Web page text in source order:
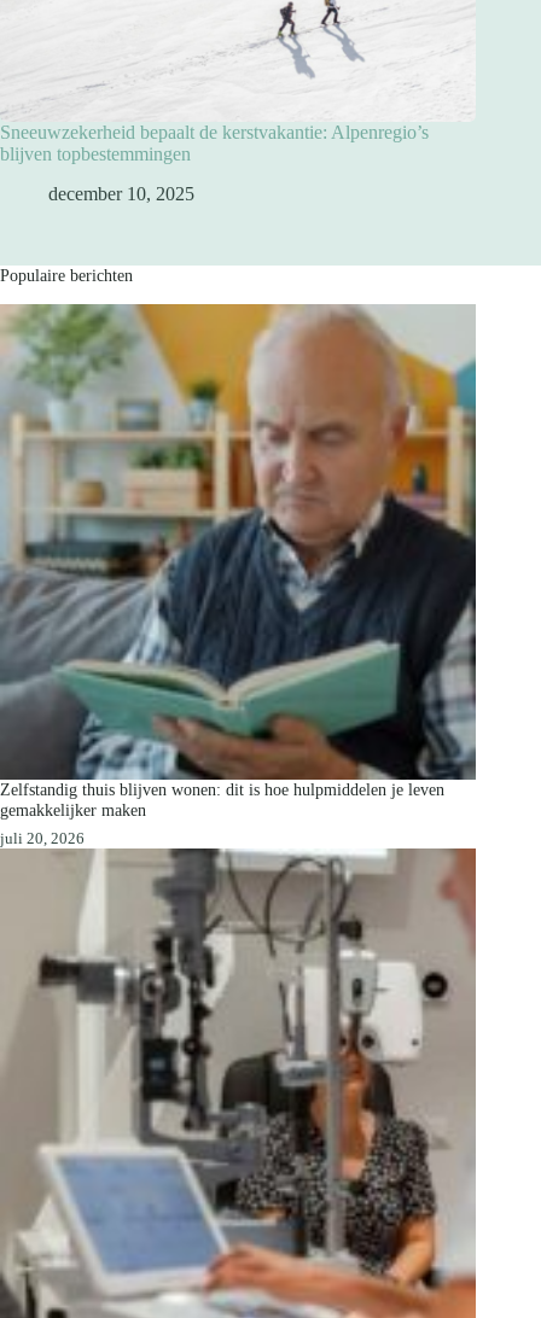
Sneeuwzekerheid bepaalt de kerstvakantie: Alpenregio’s
blijven topbestemmingen
december 10, 2025
Populaire berichten
Zelfstandig thuis blijven wonen: dit is hoe hulpmiddelen je leven
gemakkelijker maken
juli 20, 2026